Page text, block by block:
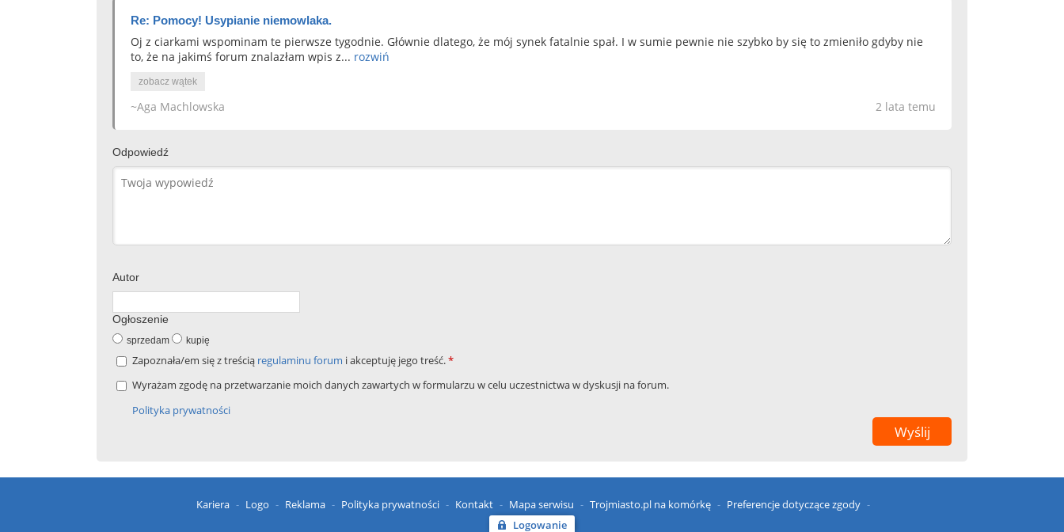
Re: Pomocy! Usypianie niemowlaka.
Oj z ciarkami wspominam te pierwsze tygodnie. Głównie dlatego, że mój synek fatalnie spał. I w sumie pewnie nie szybko by się to zmieniło gdyby nie
to, że na jakimś forum znalazłam wpis z... rozwiń
zobacz wątek
2 lata temu
~Aga Machlowska
Odpowiedź
Autor
Ogłoszenie
sprzedam kupię
Zapoznała/em się z treścią regulaminu forum i akceptuję jego treść.*
Wyrażam zgodę na przetwarzanie moich danych zawartych w formularzu w celu uczestnictwa w dyskusji na forum.
Polityka prywatności
Kariera Logo Reklama Polityka prywatności Kontakt Mapa serwisu Trojmiasto.pl na komórkę
Preferencje dotyczące zgody
Logowanie